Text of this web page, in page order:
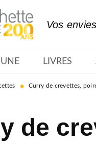
RECHERCHE
Vos
LIVRES
• Curry de crevettes,
de